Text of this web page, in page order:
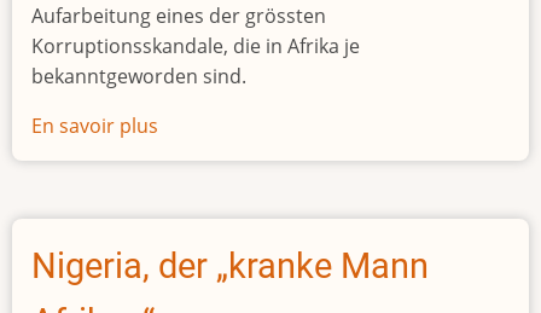
Aufarbeitung eines der grössten
Korruptionsskandale, die in Afrika je
bekanntgeworden sind.
En savoir plus
Thunfisch-
Nigeria, der „kranke Mann